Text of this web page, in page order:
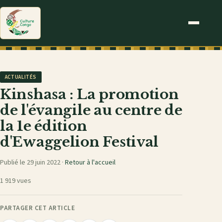
ACTUALITÉS
Kinshasa : La promotion
de l'évangile au centre de
la 1e édition
d'Ewaggelion Festival
Publié le 29 juin 2022 · Retour à l'accueil
1 919 vues
PARTAGER CET ARTICLE